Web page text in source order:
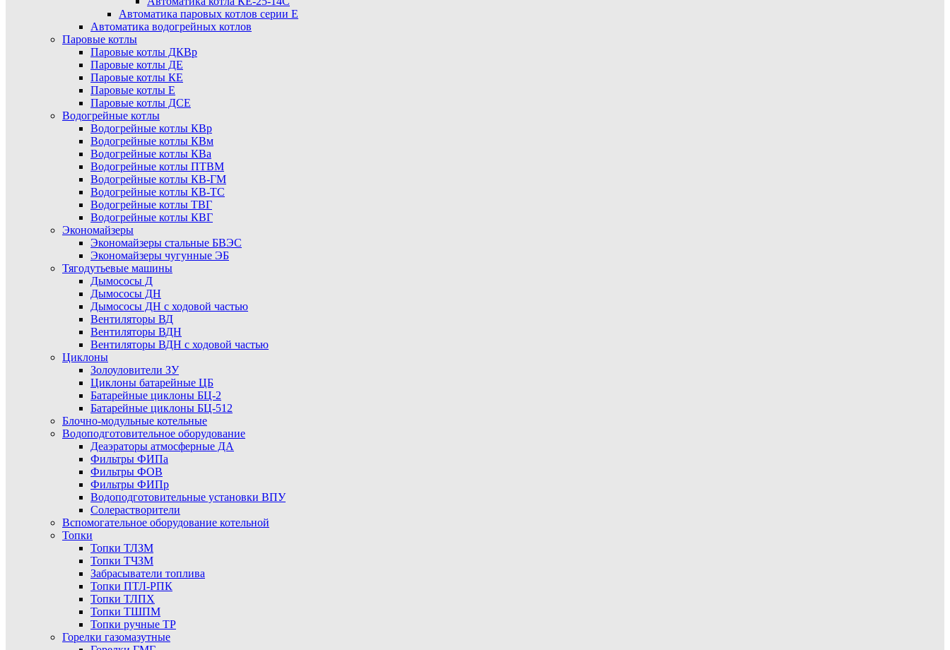
Автоматика паровых котлов серии Е
Автоматика водогрейных котлов
Паровые котлы
Паровые котлы ДКВр
Паровые котлы ДЕ
Паровые котлы КЕ
Паровые котлы Е
Паровые котлы ДСЕ
Водогрейные котлы
Водогрейные котлы КВр
Водогрейные котлы КВм
Водогрейные котлы КВа
Водогрейные котлы ПТВМ
Водогрейные котлы КВ-ГМ
Водогрейные котлы КВ-ТС
Водогрейные котлы ТВГ
Водогрейные котлы КВГ
Экономайзеры
Экономайзеры стальные БВЭС
Экономайзеры чугунные ЭБ
Тягодутьевые машины
Дымососы Д
Дымососы ДН
Дымососы ДН с ходовой частью
Вентиляторы ВД
Вентиляторы ВДН
Вентиляторы ВДН с ходовой частью
Циклоны
Золоуловители ЗУ
Циклоны батарейные ЦБ
Батарейные циклоны БЦ-2
Батарейные циклоны БЦ-512
Блочно-модульные котельные
Водоподготовительное оборудование
Деаэраторы атмосферные ДА
Фильтры ФИПа
Фильтры ФОВ
Фильтры ФИПр
Водоподготовительные установки ВПУ
Солерастворители
Вспомогательное оборудование котельной
Топки
Топки ТЛЗМ
Топки ТЧЗМ
Забрасыватели топлива
Топки ПТЛ-РПК
Топки ТЛПХ
Топки ТШПМ
Топки ручные ТР
Горелки газомазутные